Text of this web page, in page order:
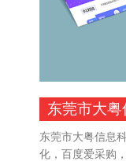
东莞市大粤
东莞市大粤信息
化，百度爱采购